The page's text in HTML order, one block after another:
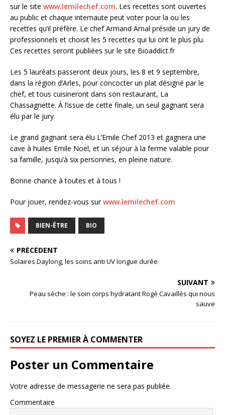
sur le site www.lemilechef.com. Les recettes sont ouvertes
au public et chaque internaute peut voter pour la ou les
recettes qu’il préfère. Le chef Armand Arnal préside un jury de
professionnels et choisit les 5 recettes qui lui ont le plus plu.
Ces recettes seront publiées sur le site Bioaddict.fr
Les 5 lauréats passeront deux jours, les 8 et 9 septembre,
dans la région d’Arles, pour concocter un plat désigné par le
chef, et tous cuisineront dans son restaurant, La
Chassagnette. À l’issue de cette finale, un seul gagnant sera
élu par le jury.
Le grand gagnant sera élu L’Emile Chef 2013 et gagnera une
cave à huiles Emile Noël, et un séjour à la ferme valable pour
sa famille, jusqu’à six personnes, en pleine nature.
Bonne chance à toutes et à tous !
Pour jouer, rendez-vous surwww.lemilechef.com
BIEN-ÊTRE BIO
PRÉCÉDENT
Solaires Daylong, les soins anti UV longue durée
SUIVANT
Peau sèche : le soin corps hydratant Rogé Cavaillès qui nous
sauve
SOYEZ LE PREMIER À COMMENTER
Poster un Commentaire
Votre adresse de messagerie ne sera pas publiée.
Commentaire